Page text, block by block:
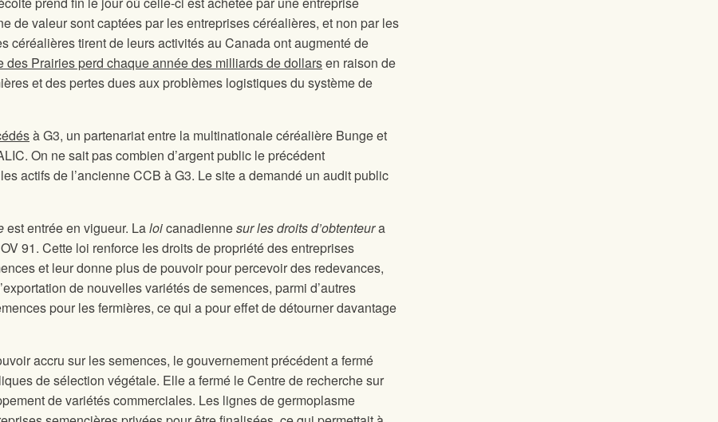
de valeur sont captées par les entreprises céréalières, et non par les
céréalières tirent de leurs activités au Canada ont augmenté de
des Prairies perd chaque année des milliards de dollarsen raison de
et des pertes dues aux problèmes logistiques du système de
à G3, un partenariat entre la multinationale céréalière Bunge et
On ne sait pas combien d’argent public le précédent
actifs de l’ancienne CCB à G3. Le sitea demandé un audit public
est entrée en vigueur. Laloicanadiennesur les droits d’obtenteura
91. Cette loi renforce les droits de propriété des entreprises
et leur donne plus de pouvoir pour percevoir des redevances,
de nouvelles variétés de semences, parmi d’autres
pour les fermières, ce qui a pour effet de détourner davantage
accru sur les semences, le gouvernement précédent a fermé
de sélection végétale. Elle a fermé le Centre de recherche sur
de variétés commerciales. Les lignes de germoplasme